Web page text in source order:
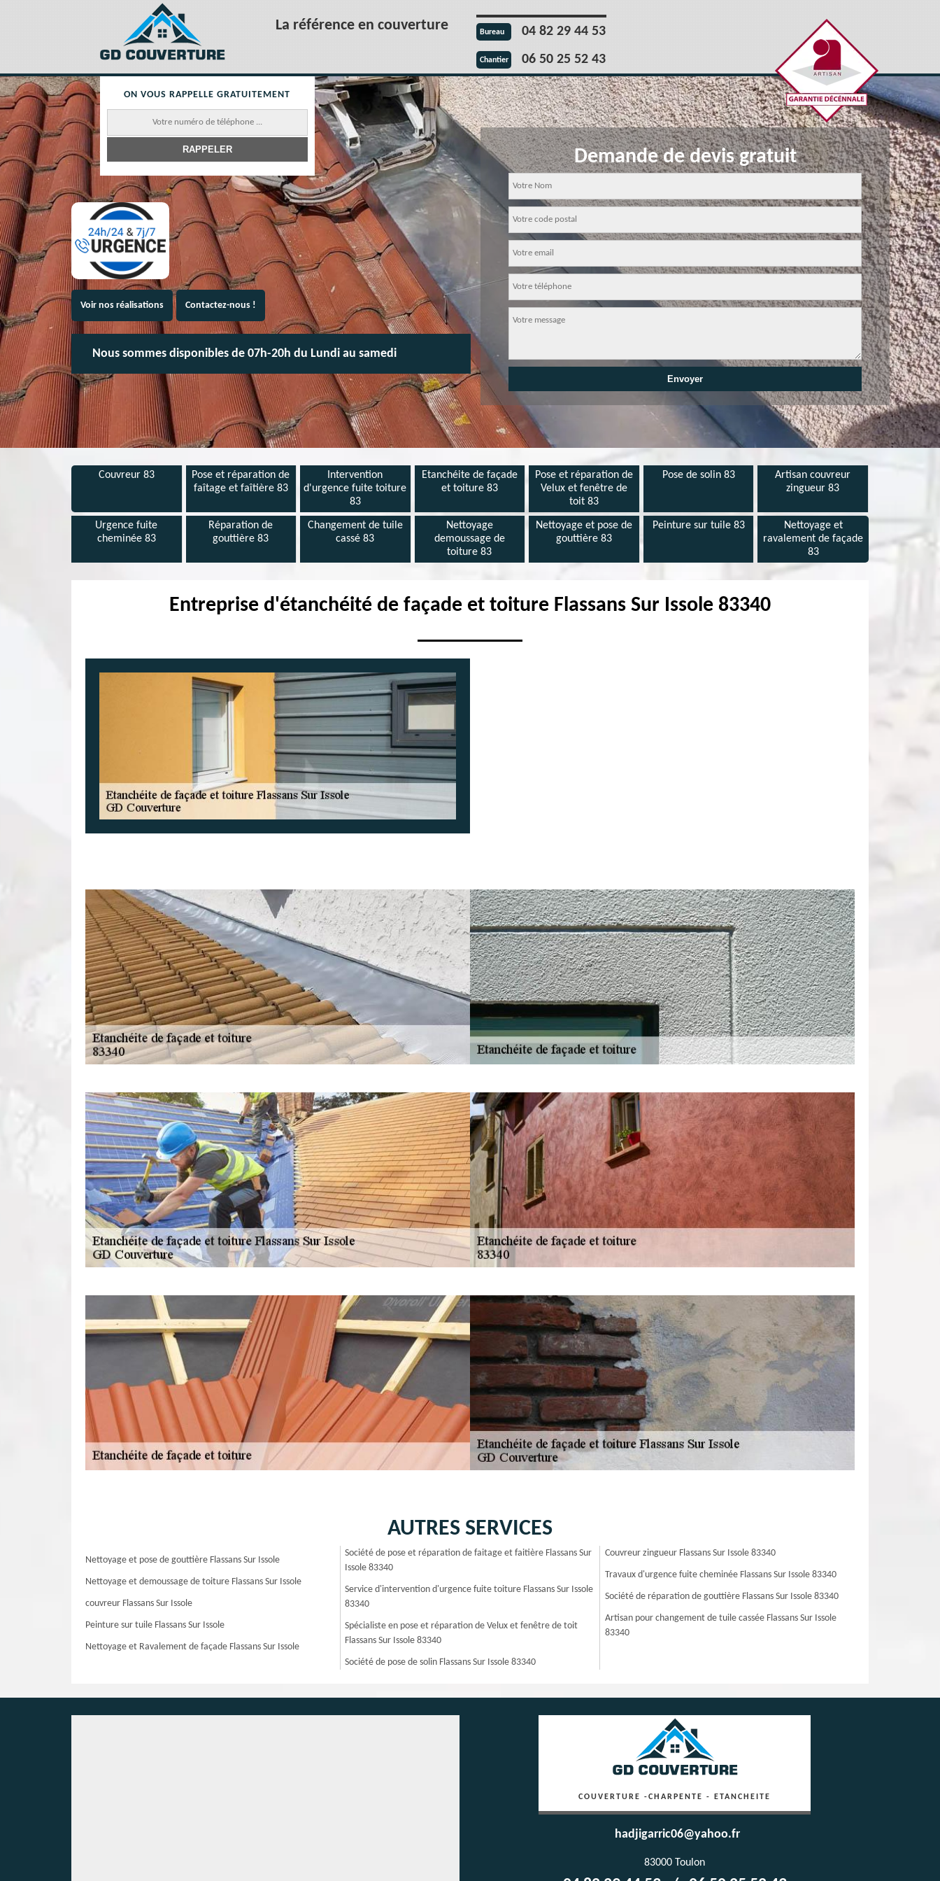
La référence en couverture Bureau 04 82 29 44 53
Chantier 06 50 25 52 43
Voir nos réalisations Contactez-nous !
Nous sommes disponibles de 07h-20h du Lundi au samedi
Demande de devis gratuit
ON VOUS RAPPELLE GRATUITEMENT
Couvreur 83
Pose et réparation de
faîtage et faîtière 83
Intervention
d'urgence fuite toiture
83
Etanchéite de façade
et toiture 83
Pose et réparation de
Velux et fenêtre de
toit 83
Pose de solin 83
Artisan couvreur
zingueur 83
Urgence fuite
cheminée 83
Réparation de
gouttière 83
Changement de tuile
cassé 83
Nettoyage
demoussage de
toiture 83
Nettoyage et pose de
gouttière 83
Peinture sur tuile 83
Nettoyage et
ravalement de façade
83
Entreprise d'étanchéité de façade et toiture Flassans Sur Issole 83340
AUTRES SERVICES
Nettoyage et pose de gouttière Flassans Sur Issole
Nettoyage et demoussage de toiture Flassans Sur Issole
couvreur Flassans Sur Issole
Peinture sur tuile Flassans Sur Issole
Nettoyage et Ravalement de façade Flassans Sur Issole
Société de pose et réparation de faitage et faitière Flassans Sur
Issole 83340
Service d'intervention d'urgence fuite toiture Flassans Sur Issole
83340
Spécialiste en pose et réparation de Velux et fenêtre de toit
Flassans Sur Issole 83340
Société de pose de solin Flassans Sur Issole 83340
Couvreur zingueur Flassans Sur Issole 83340
Travaux d'urgence fuite cheminée Flassans Sur Issole 83340
Société de réparation de gouttière Flassans Sur Issole 83340
Artisan pour changement de tuile cassée Flassans Sur Issole
83340
COUVERTURE -CHARPENTE - ETANCHEITE
hadjigarric06@yahoo.fr
83000 Toulon